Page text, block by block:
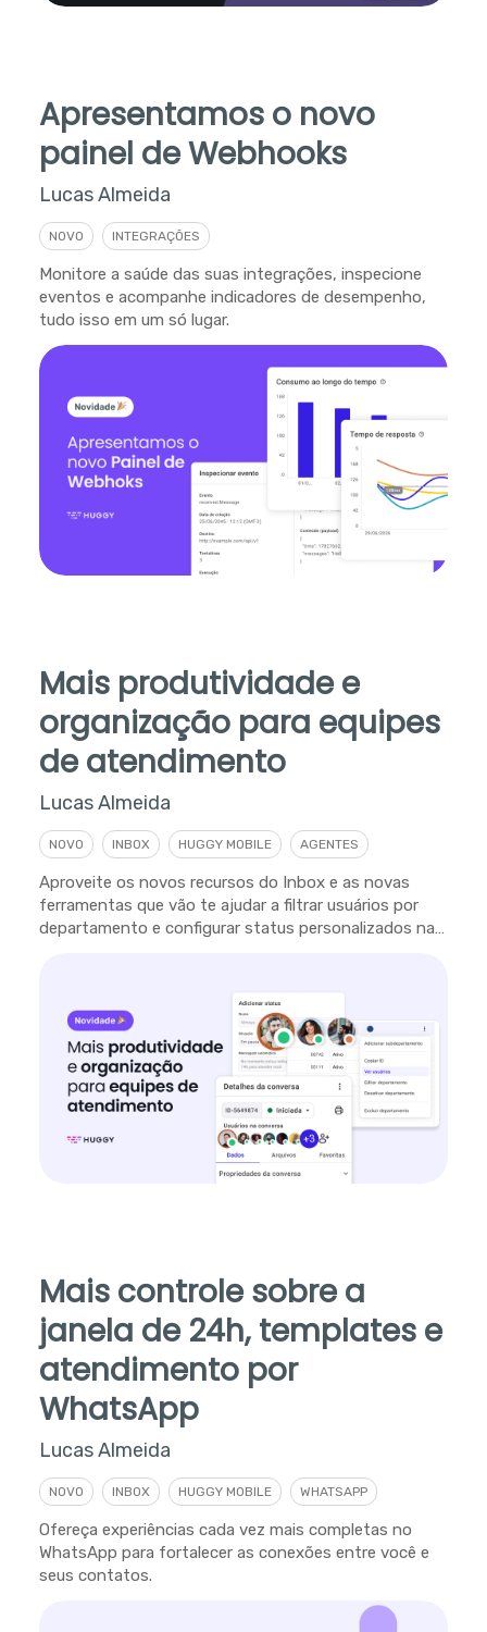
Apresentamos o novo
painel de Webhooks
Lucas Almeida
NOVO INTEGRAÇÕES
Monitore a saúde das suas integrações, inspecione
eventos e acompanhe indicadores de desempenho,
tudo isso em um só lugar.
Mais produtividade e
organização para equipes
de atendimento
Lucas Almeida
NOVO INBOX HUGGY MOBILE AGENTES
Aproveite os novos recursos do Inbox e as novas
ferramentas que vão te ajudar a filtrar usuários por
departamento e configurar status personalizados na
Mais controle sobre a
janela de 24h, templates e
atendimento por
WhatsApp
Lucas Almeida
NOVO INBOX HUGGY MOBILE WHATSAPP
Ofereça experiências cada vez mais completas no
WhatsApp para fortalecer as conexões entre você e
seus contatos.